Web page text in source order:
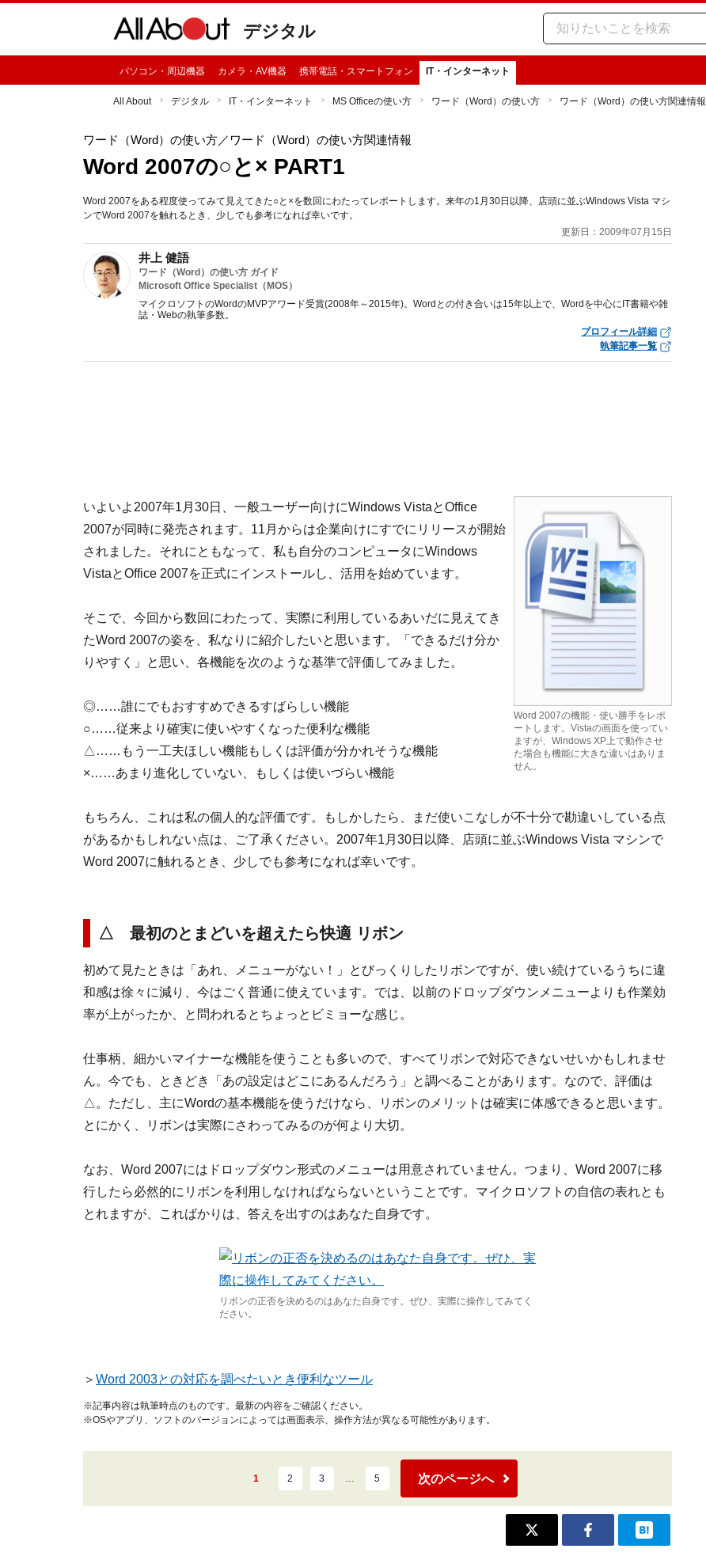
デジタル
パソコン・周辺機器 カメラ・AV機器 携帯電話・スマートフォン IT・インターネット
All About デジタル IT・インターネット MS Officeの使い方 ワード（Word）の使い方 ワード（Word）の使い方関連情報
ワード（Word）の使い方／ワード（Word）の使い方関連情報
Word 2007の○と× PART1
Word 2007をある程度使ってみて見えてきた○と×を数回にわたってレポートします。来年の1月30日以降、店頭に並ぶWindows Vista マシ
ンでWord 2007を触れるとき、少しでも参考になれば幸いです。
更新日：2009年07月15日
井上 健語
ワード（Word）の使い方 ガイド
Microsoft Office Specialist（MOS）
マイクロソフトのWordのMVPアワード受賞(2008年～2015年)。Wordとの付き合いは15年以上で、Wordを中心にIT書籍や雑
誌・Webの執筆多数。
プロフィール詳細
執筆記事一覧
Word 2007の機能・使い勝手をレポ
ートします。Vistaの画面を使ってい
ますが、Windows XP上で動作させ
た場合も機能に大きな違いはありま
せん。
いよいよ2007年1月30日、一般ユーザー向けにWindows VistaとOffice
2007が同時に発売されます。11月からは企業向けにすでにリリースが開始
されました。それにともなって、私も自分のコンピュータにWindows
VistaとOffice 2007を正式にインストールし、活用を始めています。
そこで、今回から数回にわたって、実際に利用しているあいだに見えてき
たWord 2007の姿を、私なりに紹介したいと思います。「できるだけ分か
りやすく」と思い、各機能を次のような基準で評価してみました。
◎……誰にでもおすすめできるすばらしい機能
○……従来より確実に使いやすくなった便利な機能
△……もう一工夫ほしい機能もしくは評価が分かれそうな機能
×……あまり進化していない、もしくは使いづらい機能
もちろん、これは私の個人的な評価です。もしかしたら、まだ使いこなしが不十分で勘違いしている点
があるかもしれない点は、ご了承ください。2007年1月30日以降、店頭に並ぶWindows Vista マシンで
Word 2007に触れるとき、少しでも参考になれば幸いです。
△ 最初のとまどいを超えたら快適 リボン
初めて見たときは「あれ、メニューがない！」とびっくりしたリボンですが、使い続けているうちに違
和感は徐々に減り、今はごく普通に使えています。では、以前のドロップダウンメニューよりも作業効
率が上がったか、と問われるとちょっとビミョーな感じ。
仕事柄、細かいマイナーな機能を使うことも多いので、すべてリボンで対応できないせいかもしれませ
ん。今でも、ときどき「あの設定はどこにあるんだろう」と調べることがあります。なので、評価は
△。ただし、主にWordの基本機能を使うだけなら、リボンのメリットは確実に体感できると思います。
とにかく、リボンは実際にさわってみるのが何より大切。
なお、Word 2007にはドロップダウン形式のメニューは用意されていません。つまり、Word 2007に移
行したら必然的にリボンを利用しなければならないということです。マイクロソフトの自信の表れとも
とれますが、こればかりは、答えを出すのはあなた自身です。
リボンの正否を決めるのはあなた自身です。ぜひ、実際に操作してみてく
ださい。
＞ Word 2003との対応を調べたいとき便利なツール
※記事内容は執筆時点のものです。最新の内容をご確認ください。
※OSやアプリ、ソフトのバージョンによっては画面表示、操作方法が異なる可能性があります。
1 2 3 … 5 次のページへ